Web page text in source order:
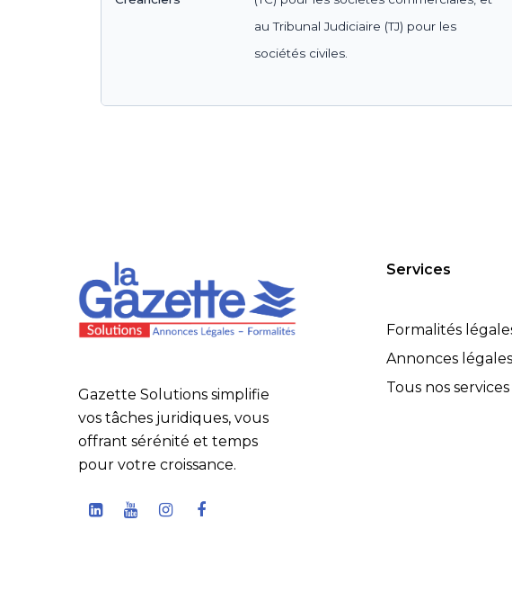
au Tribunal Judiciaire (TJ) pour les
sociétés civiles.
Gazette Solutions simplifie
vos tâches juridiques, vous
offrant sérénité et temps
pour votre croissance.
Services
Formalités
Annonces légales
Tous nos services